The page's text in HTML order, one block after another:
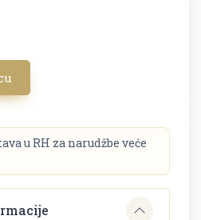
u RH za narudžbe veće